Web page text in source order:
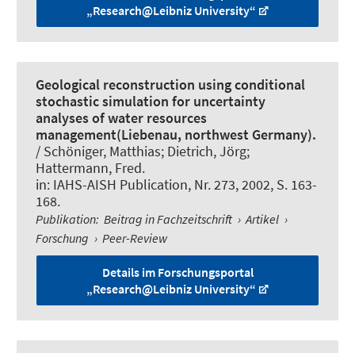
„Research@Leibniz University“
Geological reconstruction using conditional
stochastic simulation for uncertainty
analyses of water resources
management(Liebenau, northwest Germany).
/ Schöniger, Matthias; Dietrich, Jörg;
Hattermann, Fred.
in: IAHS-AISH Publication, Nr. 273, 2002, S. 163-
168.
Publikation: Beitrag in Fachzeitschrift › Artikel ›
Forschung › Peer-Review
Details im Forschungsportal
„Research@Leibniz University“